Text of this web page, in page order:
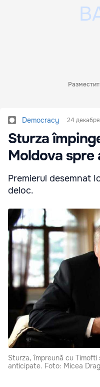
Democracy 24
Sturza
Moldova
Premierul desemnat
deloc.
Sturza, împreună cu
anticipate. Foto: Micea